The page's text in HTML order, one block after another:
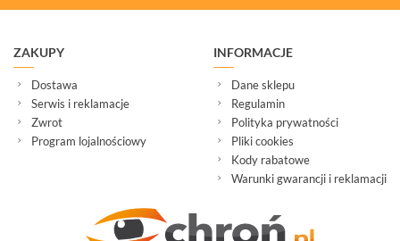
ZAKUPY
Dostawa
Serwis i reklamacje
Zwrot
Program lojalnościowy
INFORMACJE
Dane sklepu
Regulamin
Polityka prywatności
Pliki cookies
Kody rabatowe
Warunki gwarancji i reklamacji